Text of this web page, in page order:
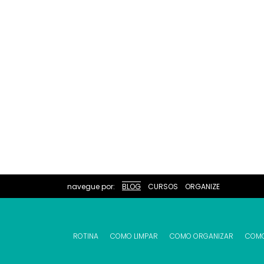
navegue por: BLOG CURSOS ORGANIZE
ROTINA COMO LIMPAR COMO ORGANIZAR